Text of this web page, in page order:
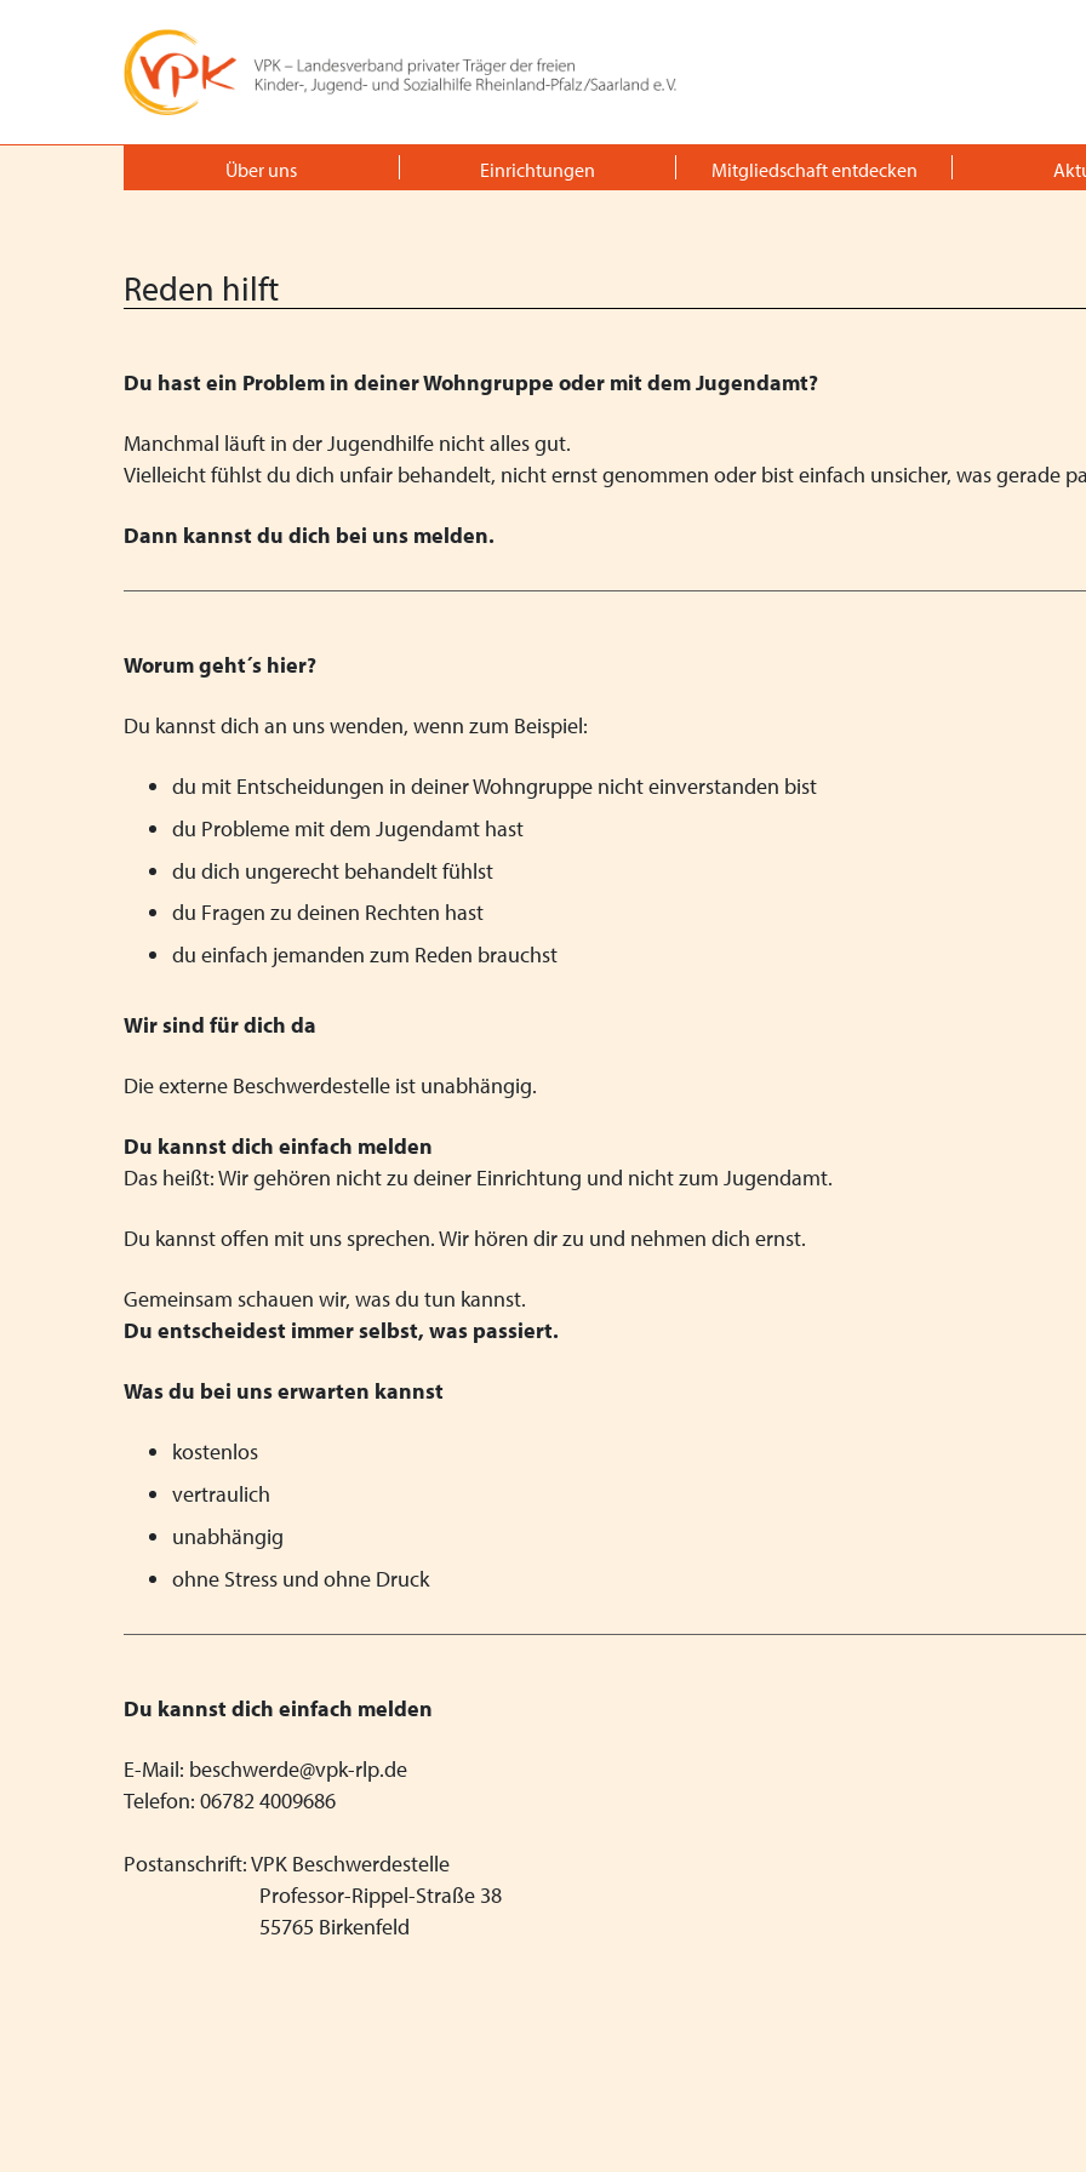
Über uns Einrichtungen Mitgliedschaft entdecken
Landesgeschäftsstelle
Reden hilft
Du hast ein Problem in deiner Wohngruppe oder mit dem Jugendamt?
Manchmal läuft in der Jugendhilfe nicht alles gut.
Vielleicht fühlst du dich unfair behandelt, nicht ernst genommen oder bist einfach unsicher, was gerade
Dann kannst du dich bei uns melden.
Worum geht´s hier?
Du kannst dich an uns wenden, wenn zum Beispiel:
du mit Entscheidungen in deiner Wohngruppe nicht einverstanden bist
du Probleme mit dem Jugendamt hast
du dich ungerecht behandelt fühlst
du Fragen zu deinen Rechten hast
du einfach jemanden zum Reden brauchst
Wir sind für dich da
Die externe Beschwerdestelle ist unabhängig.
Du kannst dich einfach melden
Das heißt: Wir gehören nicht zu deiner Einrichtung und nicht zum Jugendamt.
Du kannst offen mit uns sprechen. Wir hören dir zu und nehmen dich ernst.
Gemeinsam schauen wir, was du tun kannst.
Du entscheidest immer selbst, was passiert.
Was du bei uns erwarten kannst
kostenlos
vertraulich
unabhängig
ohne Stress und ohne Druck
Du kannst dich einfach melden
E-Mail: beschwerde@vpk-rlp.de
Telefon: 06782 4009686
Postanschrift: VPK Beschwerdestelle
Professor-Rippel-Straße 38
55765 Birkenfeld